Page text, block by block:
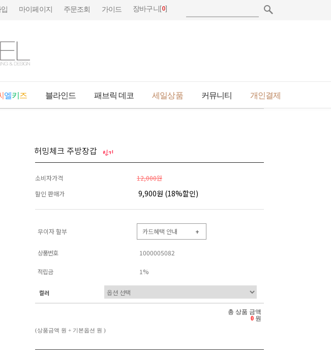
마이페이지 주문조회 가이드 장바구니[0]
엘키 즈 블라인드 패브릭 데코 세일상품 커뮤니티 개인결제
허밍체크 주방장갑
소비자가격
12,000원
할인 판매가
9,900원 (18%할인)
무이자 할부 카드혜택 안내 +
상품번호 1000005082
적립금 1%
컬러
총 상품 금액
0 원
(상품금액 원 + 기본옵션 원 )